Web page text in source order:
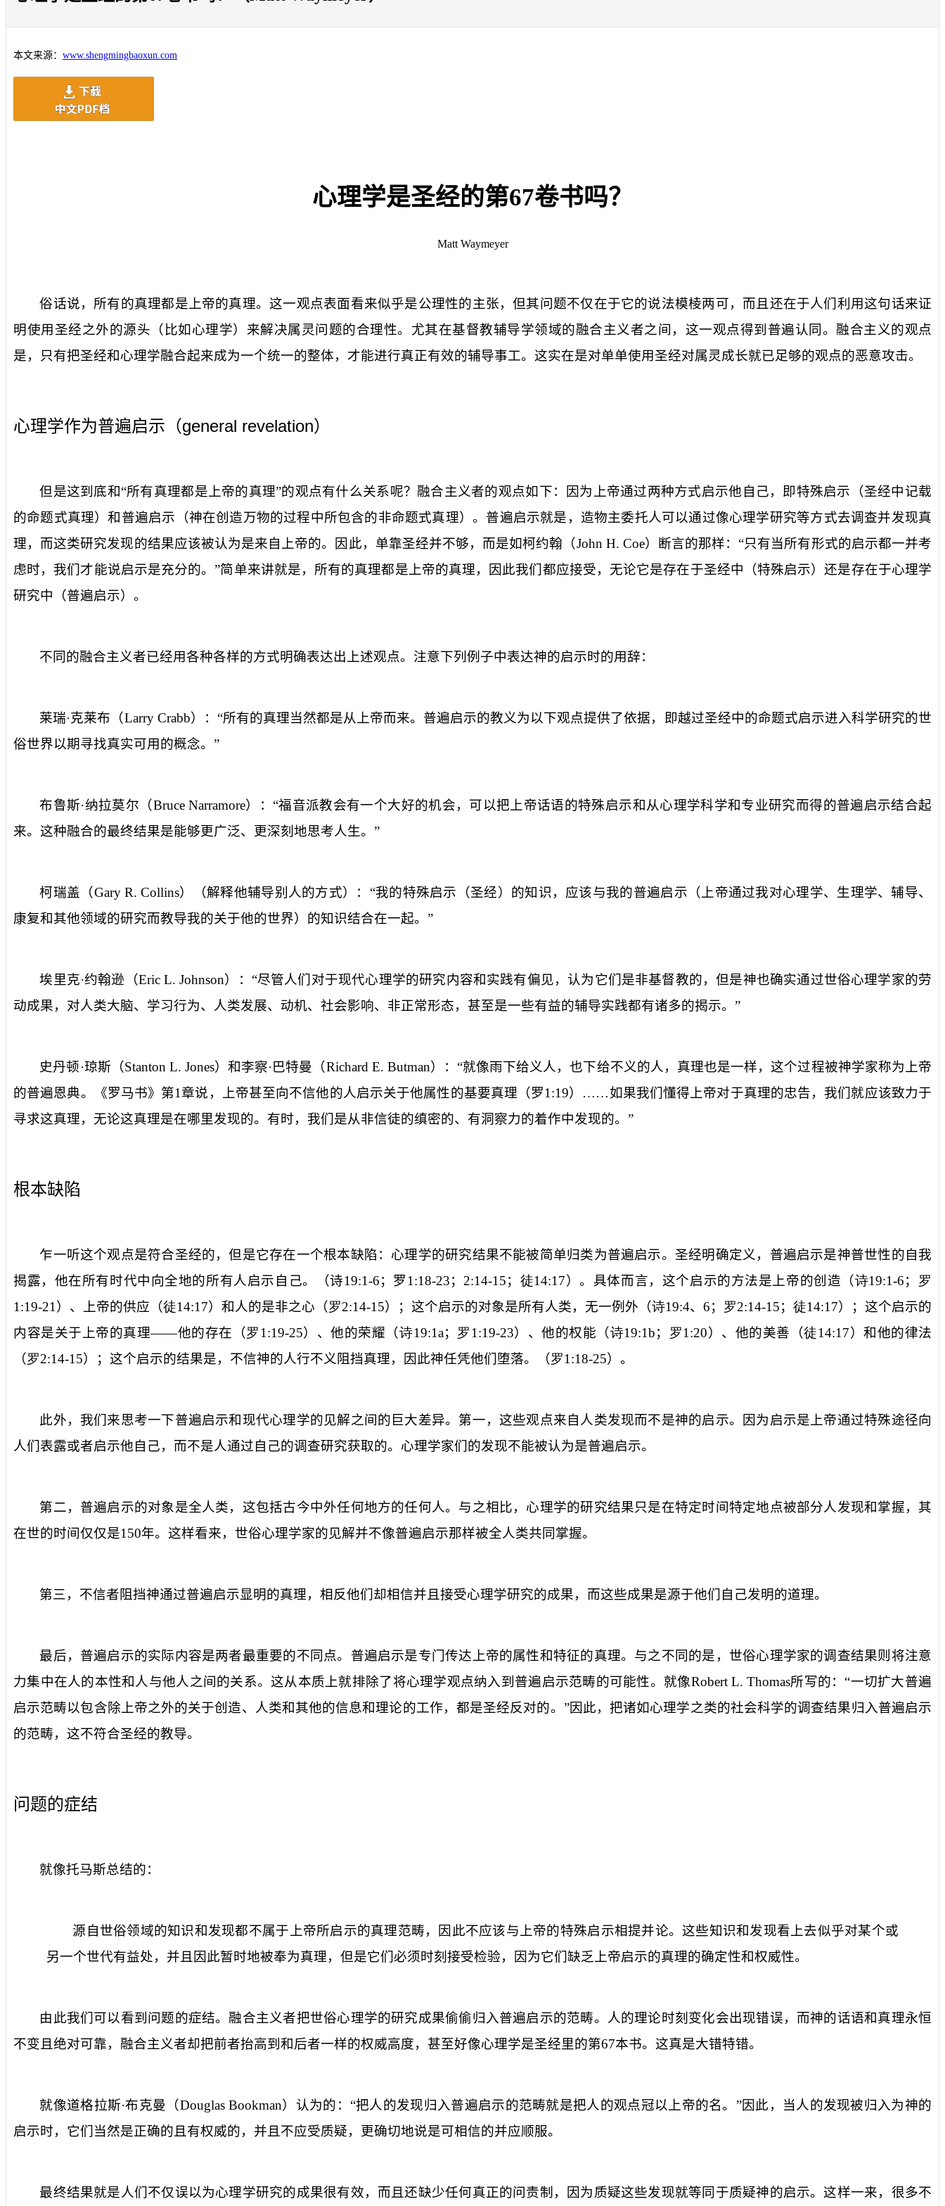
本文来源： www.shengmingbaoxun.com
心理学是圣经的第67卷书吗？
Matt Waymeyer
俗话说，所有的真理都是上帝的真理。这一观点表面看来似乎是公理性的主张，但其问题不仅在于它的说法模棱两可，而且还在于人们利用这句话来证
明使用圣经之外的源头（比如心理学）来解决属灵问题的合理性。尤其在基督教辅导学领域的融合主义者之间，这一观点得到普遍认同。融合主义的观点
是，只有把圣经和心理学融合起来成为一个统一的整体，才能进行真正有效的辅导事工。这实在是对单单使用圣经对属灵成长就已足够的观点的恶意攻击。
心理学作为普遍启示（general revelation）
但是这到底和“所有真理都是上帝的真理”的观点有什么关系呢？融合主义者的观点如下：因为上帝通过两种方式启示他自己，即特殊启示（圣经中记载
的命题式真理）和普遍启示（神在创造万物的过程中所包含的非命题式真理）。普遍启示就是，造物主委托人可以通过像心理学研究等方式去调查并发现真
理，而这类研究发现的结果应该被认为是来自上帝的。因此，单靠圣经并不够，而是如柯约翰（John H. Coe）断言的那样：“只有当所有形式的启示都一并考
虑时，我们才能说启示是充分的。”简单来讲就是，所有的真理都是上帝的真理，因此我们都应接受，无论它是存在于圣经中（特殊启示）还是存在于心理学
研究中（普遍启示）。
不同的融合主义者已经用各种各样的方式明确表达出上述观点。注意下列例子中表达神的启示时的用辞：
莱瑞·克莱布（Larry Crabb）：“所有的真理当然都是从上帝而来。普遍启示的教义为以下观点提供了依据，即越过圣经中的命题式启示进入科学研究的世
俗世界以期寻找真实可用的概念。”
布鲁斯·纳拉莫尔（Bruce Narramore）：“福音派教会有一个大好的机会，可以把上帝话语的特殊启示和从心理学科学和专业研究而得的普遍启示结合起
来。这种融合的最终结果是能够更广泛、更深刻地思考人生。”
柯瑞盖（Gary R. Collins）（解释他辅导别人的方式）：“我的特殊启示（圣经）的知识，应该与我的普遍启示（上帝通过我对心理学、生理学、辅导、
康复和其他领域的研究而教导我的关于他的世界）的知识结合在一起。”
埃里克·约翰逊（Eric L. Johnson）：“尽管人们对于现代心理学的研究内容和实践有偏见，认为它们是非基督教的，但是神也确实通过世俗心理学家的劳
动成果，对人类大脑、学习行为、人类发展、动机、社会影响、非正常形态，甚至是一些有益的辅导实践都有诸多的揭示。”
史丹顿·琼斯（Stanton L. Jones）和李察·巴特曼（Richard E. Butman）：“就像雨下给义人，也下给不义的人，真理也是一样，这个过程被神学家称为上帝
的普遍恩典。《罗马书》第1章说，上帝甚至向不信他的人启示关于他属性的基要真理（罗1:19）……如果我们懂得上帝对于真理的忠告，我们就应该致力于
寻求这真理，无论这真理是在哪里发现的。有时，我们是从非信徒的缜密的、有洞察力的着作中发现的。”
根本缺陷
乍一听这个观点是符合圣经的，但是它存在一个根本缺陷：心理学的研究结果不能被简单归类为普遍启示。圣经明确定义，普遍启示是神普世性的自我
揭露，他在所有时代中向全地的所有人启示自己。（诗19:1-6；罗1:18-23； 2:14-15； 徒14:17）。具体而言，这个启示的方法是上帝的创造（诗19:1-6； 罗
1:19-21 ）、上帝的供应（徒14:17）和人的是非之心（罗2:14-15）；这个启示的对象是所有人类，无一例外（诗19:4、 6； 罗2:14-15； 徒14:17）；这个启示的
内容是关于上帝的真理——他的存在（罗1:19-25）、他的荣耀（诗19:1a； 罗1:19-23）、他的权能（诗19:1b； 罗1:20）、他的美善（徒14:17）和他的律法
（罗2:14-15）；这个启示的结果是，不信神的人行不义阻挡真理，因此神任凭他们堕落。（罗1:18-25）。
此外，我们来思考一下普遍启示和现代心理学的见解之间的巨大差异。第一，这些观点来自人类发现而不是神的启示。因为启示是上帝通过特殊途径向
人们表露或者启示他自己，而不是人通过自己的调查研究获取的。心理学家们的发现不能被认为是普遍启示。
第二，普遍启示的对象是全人类，这包括古今中外任何地方的任何人。与之相比，心理学的研究结果只是在特定时间特定地点被部分人发现和掌握，其
在世的时间仅仅是150年。这样看来，世俗心理学家的见解并不像普遍启示那样被全人类共同掌握。
第三，不信者阻挡神通过普遍启示显明的真理，相反他们却相信并且接受心理学研究的成果，而这些成果是源于他们自己发明的道理。
最后，普遍启示的实际内容是两者最重要的不同点。普遍启示是专门传达上帝的属性和特征的真理。与之不同的是，世俗心理学家的调查结果则将注意
力集中在人的本性和人与他人之间的关系。这从本质上就排除了将心理学观点纳入到普遍启示范畴的可能性。就像Robert L. Thomas所写的：“一切扩大普遍
启示范畴以包含除上帝之外的关于创造、人类和其他的信息和理论的工作，都是圣经反对的。”因此，把诸如心理学之类的社会科学的调查结果归入普遍启示
的范畴，这不符合圣经的教导。
问题的症结
就像托马斯总结的：
源自世俗领域的知识和发现都不属于上帝所启示的真理范畴，因此不应该与上帝的特殊启示相提并论。这些知识和发现看上去似乎对某个或
另一个世代有益处，并且因此暂时地被奉为真理，但是它们必须时刻接受检验，因为它们缺乏上帝启示的真理的确定性和权威性。
由此我们可以看到问题的症结。融合主义者把世俗心理学的研究成果偷偷归入普遍启示的范畴。人的理论时刻变化会出现错误，而神的话语和真理永恒
不变且绝对可靠，融合主义者却把前者抬高到和后者一样的权威高度，甚至好像心理学是圣经里的第67本书。这真是大错特错。
就像道格拉斯·布克曼（Douglas Bookman）认为的：“把人的发现归入普遍启示的范畴就是把人的观点冠以上帝的名。”因此，当人的发现被归入为神的
启示时，它们当然是正确的且有权威的，并且不应受质疑，更确切地说是可相信的并应顺服。
最终结果就是人们不仅误以为心理学研究的成果很有效，而且还缺少任何真正的问责制，因为质疑这些发现就等同于质疑神的启示。这样一来，很多不